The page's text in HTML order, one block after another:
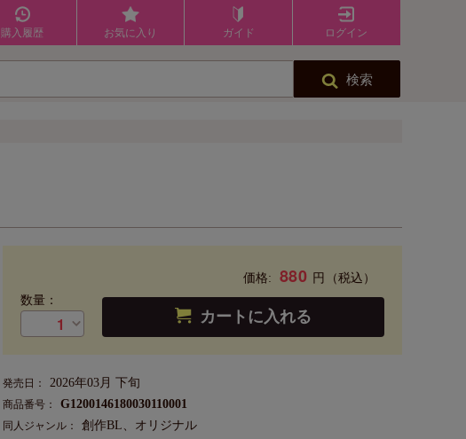
購入履歴 お気に入り ガイド ログイン
検索
価格: 880 円
（税込）
数量：
カートに入れる
発売日： 2026年03月 下旬
商品番号： G1200146180030110001
同人ジャンル： 創作BL、オリジナル